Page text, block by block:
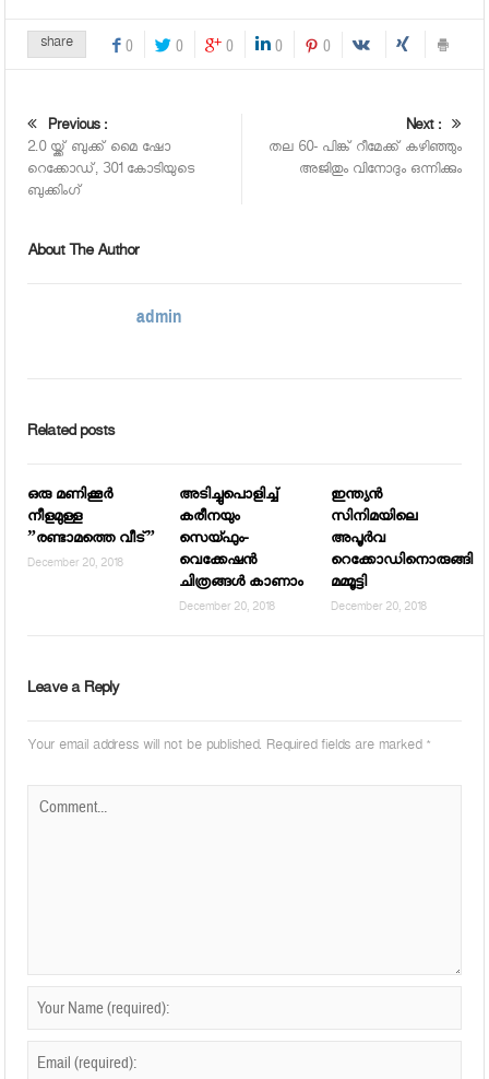
share 0 0 0 0 0
Previous :
2.0 യ്ക്ക് ബുക്ക് മൈ ഷോ
റെക്കോഡ്, 301 കോടിയുടെ
ബുക്കിംഗ്
Next :
തല 60- പിങ്ക് റീമേക്ക് കഴിഞ്ഞും
അജിതും വിനോദും ഒന്നിക്കും
About The Author
admin
Related posts
ഒരു മണിക്കൂര്‍
നീളമുള്ള
”രണ്ടാമത്തെ വീട്”
December 20, 2018
അടിച്ചുപൊളിച്ച്
കരീനയും
സെയ്ഫും-
വെക്കേഷന്‍
ചിത്രങ്ങള്‍ കാണാം
December 20, 2018
ഇന്ത്യന്‍
സിനിമയിലെ
അപൂര്‍വ
റെക്കോഡിനൊരുങ്ങി
മമ്മൂട്ടി
December 20, 2018
Leave a Reply
Your email address will not be published. Required fields are marked *